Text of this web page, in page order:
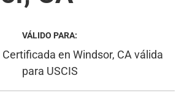
VÁLIDO PARA: